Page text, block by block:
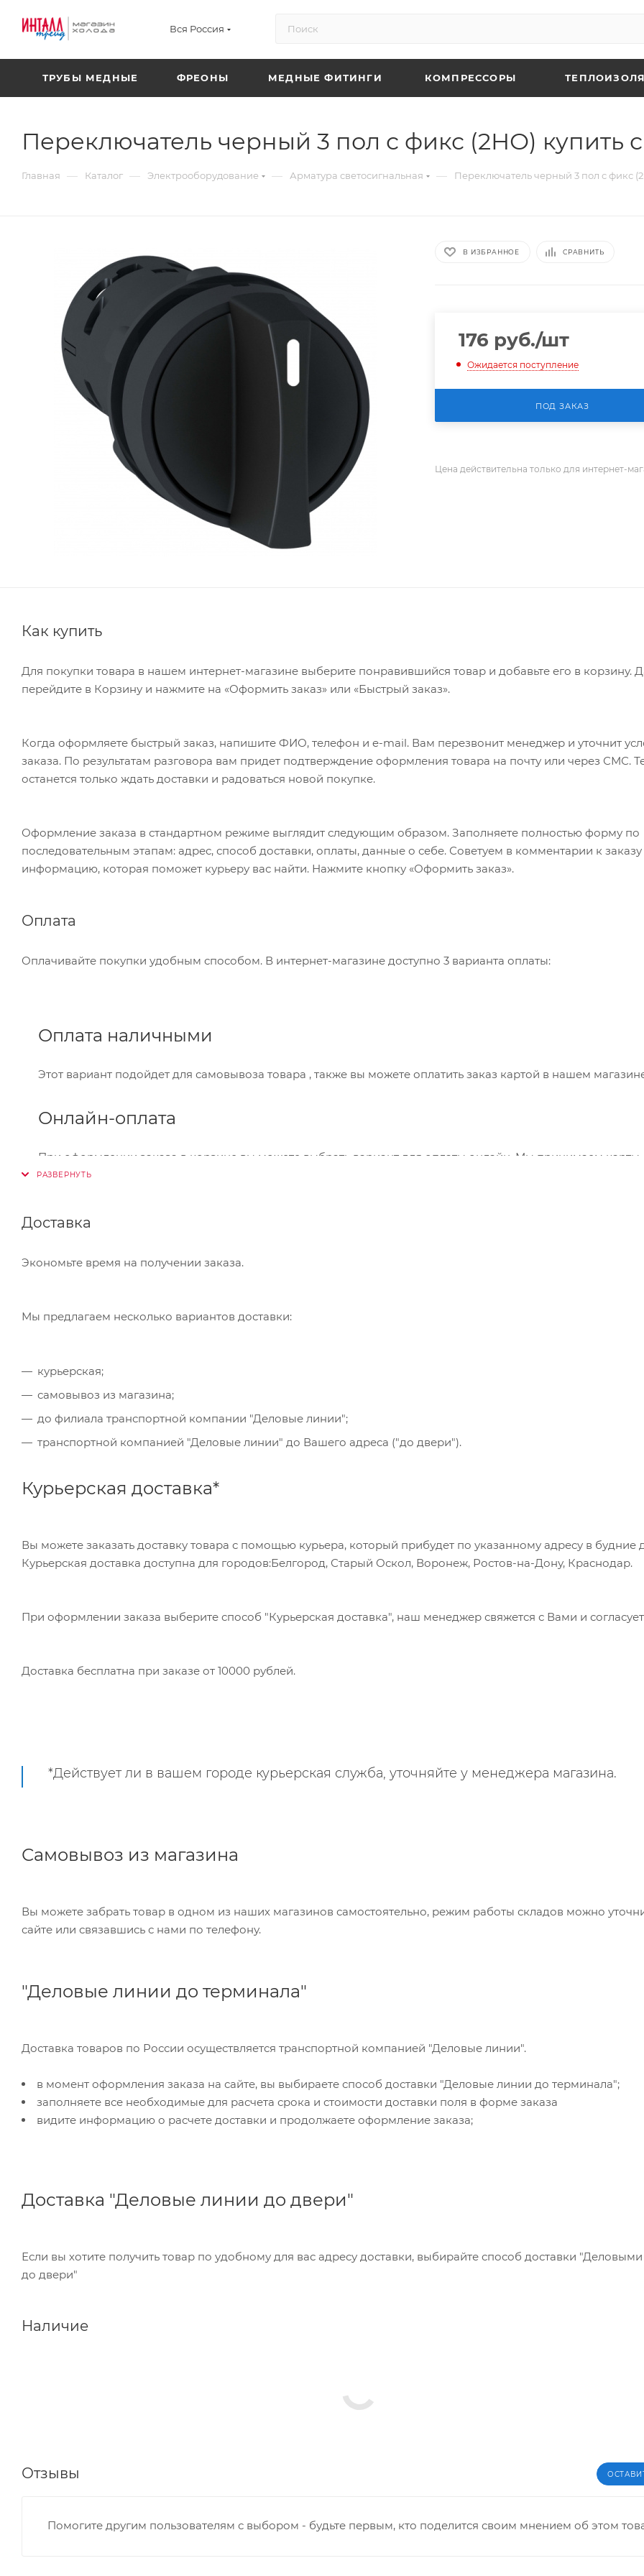
Вся Россия
ТРУБЫ МЕДНЫЕ ФРЕОНЫ МЕДНЫЕ ФИТИНГИ КОМПРЕССОРЫ
Переключатель черный 3 пол с фикс (2НО) купить
Главная — Каталог — Электрооборудование — Арматура светосигнальная — Переключатель черный 3 пол с фикс
В ИЗБРАННОЕ СРАВНИТЬ
176 руб./шт
Ожидается поступление
ПОД ЗАКАЗ
Цена действительна только для интернет-
Как купить
Для покупки товара в нашем интернет-магазине выберите понравившийся товар и добавьте его в корзину.
перейдите в Корзину и нажмите на «Оформить заказ» или «Быстрый заказ».
Когда оформляете быстрый заказ, напишите ФИО, телефон и e-mail. Вам перезвонит менеджер и уточнит
заказа. По результатам разговора вам придет подтверждение оформления товара на почту или через СМС.
останется только ждать доставки и радоваться новой покупке.
Оформление заказа в стандартном режиме выглядит следующим образом. Заполняете полностью форму по
последовательным этапам: адрес, способ доставки, оплаты, данные о себе. Советуем в комментарии к заказу
информацию, которая поможет курьеру вас найти. Нажмите кнопку «Оформить заказ».
Оплата
Оплачивайте покупки удобным способом. В интернет-магазине доступно 3 варианта оплаты:
Оплата наличными
Этот вариант подойдет для самовывоза товара , также вы можете оплатить заказ картой в нашем
Онлайн-оплата
При оформлении заказа в корзине вы можете выбрать вариант для оплаты онлайн. Мы принимаем карты
Visa,Master Card, МИР. Оплата производится через сервис "ЮКасса" ("Яндекс.Касса").
Банковский перевод
Также Вы можете оплатить товар, выбрав способ "Банковский перевод", при этом будет сформирован
Доставка
Экономьте время на получении заказа.
Мы предлагаем несколько вариантов доставки:
курьерская;
самовывоз из магазина;
до филиала транспортной компании "Деловые линии";
транспортной компанией "Деловые линии" до Вашего адреса ("до двери").
Курьерская доставка*
Вы можете заказать доставку товара с помощью курьера, который прибудет по указанному адресу в будние
Курьерская доставка доступна для городов:Белгород, Старый Оскол, Воронеж, Ростов-на-Дону, Краснодар.
При оформлении заказа выберите способ "Курьерская доставка", наш менеджер свяжется с Вами и
Доставка бесплатна при заказе от 10000 рублей.
*Действует ли в вашем городе курьерская служба, уточняйте у менеджера магазина.
Самовывоз из магазина
Вы можете забрать товар в одном из наших магазинов самостоятельно, режим работы складов можно уточнить на
сайте или связавшись с нами по телефону.
"Деловые линии до терминала"
Доставка товаров по России осуществляется транспортной компанией "Деловые линии".
в момент оформления заказа на сайте, вы выбираете способ доставки "Деловые линии до терминала";
заполняете все необходимые для расчета срока и стоимости доставки поля в форме заказа
видите информацию о расчете доставки и продолжаете оформление заказа;
Доставка "Деловые линии до двери"
Если вы хотите получить товар по удобному для вас адресу доставки, выбирайте способ доставки
до двери"
Наличие
Отзывы
Помогите другим пользователям с выбором - будьте первым, кто поделится своим мнением об этом